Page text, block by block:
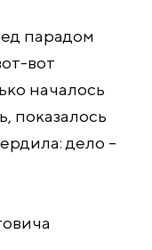
парадом
вот
началось
показалось
дело –